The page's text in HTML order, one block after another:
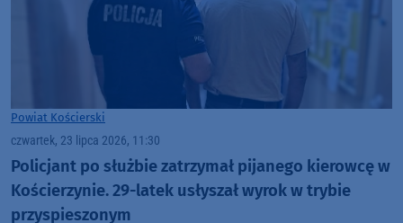
Powiat Kościerski
czwartek, 23 lipca 2026, 11:30
Policjant po służbie zatrzymał pijanego kierowcę w
Kościerzynie. 29-latek usłyszał wyrok w trybie
przyspieszonym